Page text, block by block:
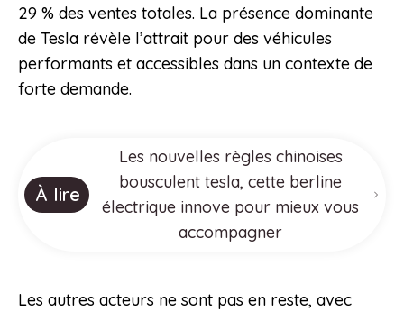
29 % des ventes totales. La présence dominante
de Tesla révèle l’attrait pour des véhicules
performants et accessibles dans un contexte de
forte demande.
À lire
Les nouvelles règles chinoises
bousculent tesla, cette berline
électrique innove pour mieux vous
accompagner
Les autres acteurs ne sont pas en reste, avec